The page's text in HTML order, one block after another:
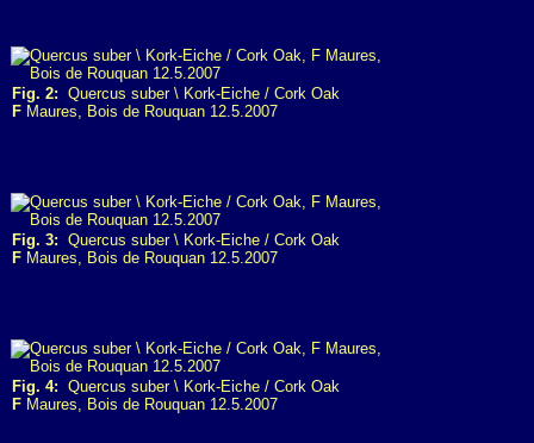
Fig. 2: Quercus suber \ Kork-Eiche / Cork Oak
F Maures, Bois de Rouquan 12.5.2007
Fig. 3: Quercus suber \ Kork-Eiche / Cork Oak
F Maures, Bois de Rouquan 12.5.2007
Fig. 4: Quercus suber \ Kork-Eiche / Cork Oak
F Maures, Bois de Rouquan 12.5.2007